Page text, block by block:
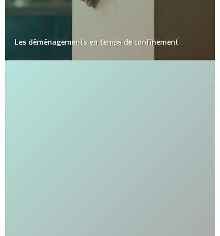
Les déménagements en temps de confinement